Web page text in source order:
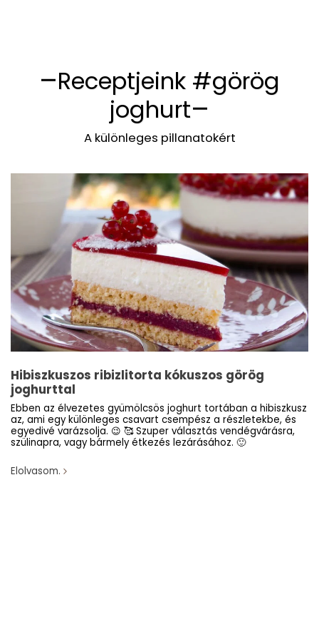
Receptjeink #görög
joghurt
A különleges pillanatokért
Hibiszkuszos ribizlitorta kókuszos görög
joghurttal
Ebben az élvezetes gyümölcsös joghurt tortában a hibiszkusz
az, ami egy különleges csavart csempész a részletekbe, és
egyedivé varázsolja. 😉 🥰 Szuper választás vendégvárásra,
szülinapra, vagy bármely étkezés lezárásához. 🙂
Elolvasom.